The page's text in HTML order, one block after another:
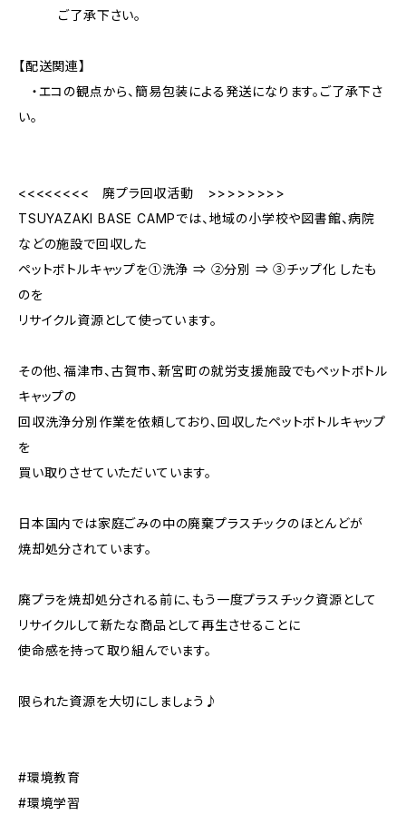
ご了承下さい。
【配送関連】
・エコの観点から、簡易包装による発送になります。ご了承下さ
い。
<<<<<<<< 廃プラ回収活動 >>>>>>>>
TSUYAZAKI BASE CAMPでは、地域の小学校や図書館、病院
などの施設で回収した
ペットボトルキャップを①洗浄 ⇒ ②分別 ⇒ ③チップ化 したも
のを
リサイクル資源として使っています。
その他、福津市、古賀市、新宮町の就労支援施設でもペットボトル
キャップの
回収洗浄分別作業を依頼しており、回収したペットボトルキャップ
を
買い取りさせていただいています。
日本国内では家庭ごみの中の廃棄プラスチックのほとんどが
焼却処分されています。
廃プラを焼却処分される前に、もう一度プラスチック資源として
リサイクルして新たな商品として再生させることに
使命感を持って取り組んでいます。
限られた資源を大切にしましょう♪
#環境教育
#環境学習